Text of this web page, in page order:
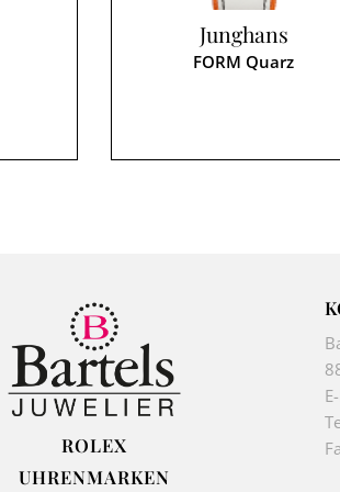
Junghans
FORM Quarz
ROLEX
UHRENMARKEN